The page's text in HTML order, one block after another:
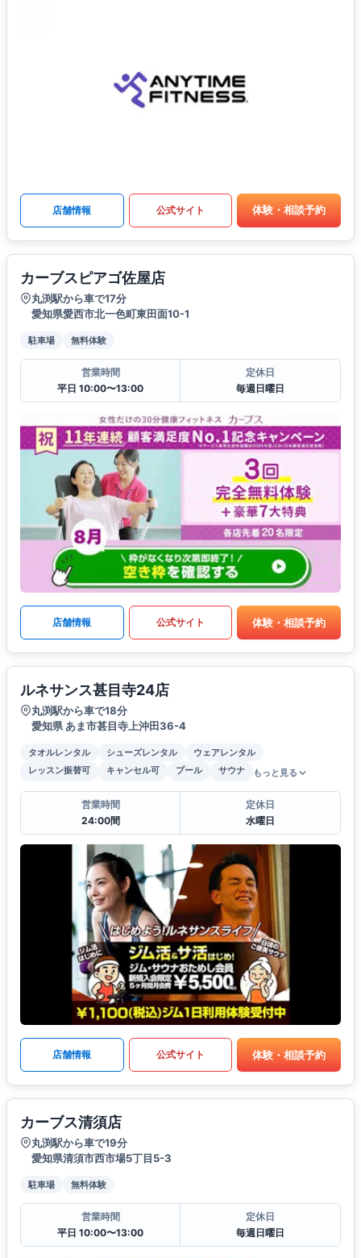
店舗情報 公式サイト 体験・相談予約
カーブスピアゴ佐屋店
丸渕駅から車で17分
愛知県愛西市北一色町東田面10-1
駐車場 無料体験
営業時間
平日 10:00〜13:00
定休日
毎週日曜日
店舗情報 公式サイト 体験・相談予約
ルネサンス甚目寺24店
丸渕駅から車で18分
愛知県 あま市甚目寺上沖田36-4
タオルレンタル シューズレンタル
ウェアレンタル
レッスン振替可
キャンセル可 プール サウナ もっと見る
営業時間
24:00間
定休日
水曜日
店舗情報 公式サイト 体験・相談予約
カーブス清須店
丸渕駅から車で19分
愛知県清須市西市場5丁目5-3
駐車場 無料体験
営業時間
平日 10:00〜13:00
定休日
毎週日曜日